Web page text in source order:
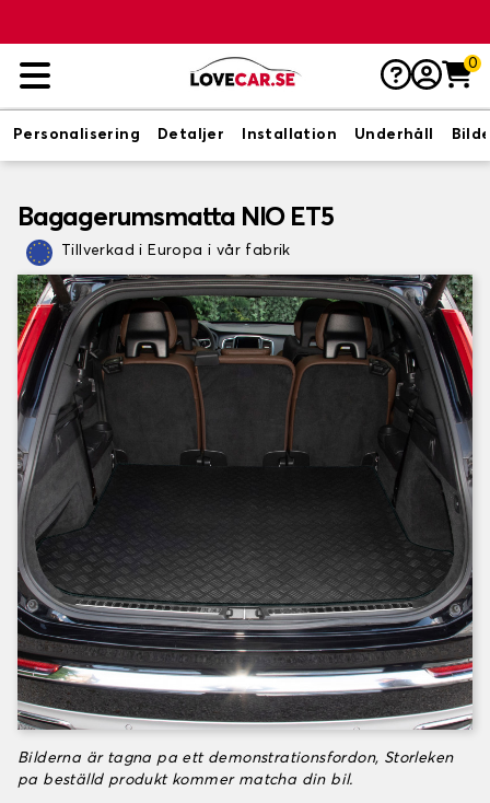
0
Personalisering Detaljer Installation Underhåll
Bagagerumsmatta NIO ET5
Tillverkad i Europa i vår fabrik
Bilderna är tagna pa ett demonstrationsfordon, Storleken
pa beställd produkt kommer matcha din bil.